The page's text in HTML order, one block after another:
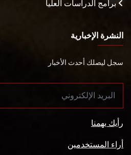
برامج الدراسات العليا
النشرة الإخبارية
سجل ليصلك أحدث الأخبار
رأيك يهمنا
أراء المستخدمين